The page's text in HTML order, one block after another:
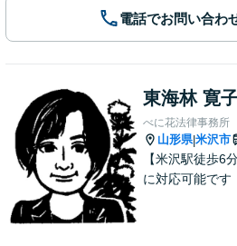
電話でお問い合わ
東海林 寛
べに花法律事務所
山形県|米沢市
【米沢駅徒歩6
に対応可能です